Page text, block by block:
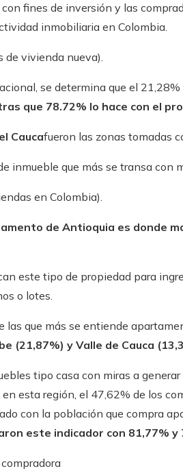
fines de inversión y las
inmobiliaria en Colombia.
de vivienda nueva).
se determina que el
que 78.72% lo hace con el
Caucafueron las zonas tomadas
inmueble que más se transa con
en Colombia).
de Antioquia es donde
este tipo de propiedad para
o lotes.
las que más se entiende
(21,87%) y Valle de Cauca
tipo casa con miras a
esta región, el 47,62% de los
con la población que compra
este indicador con 81,77% y